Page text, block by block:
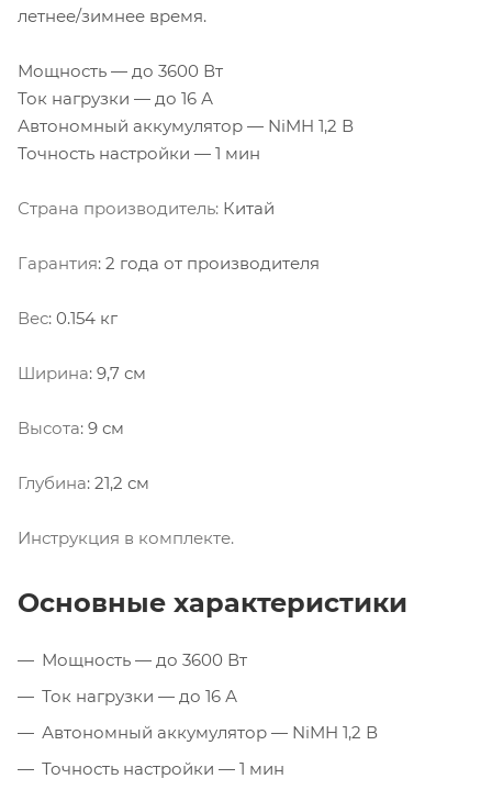
летнее/зимнее время.
Мощность — до 3600 Вт
Ток нагрузки — до 16 А
Автономный аккумулятор — NiMH 1,2 В
Точность настройки — 1 мин
Страна производитель: Китай
Гарантия: 2 года от производителя
Вес: 0.154 кг
Ширина: 9,7 см
Высота: 9 см
Глубина: 21,2 см
Инструкция в комплекте.
Основные характеристики
Мощность — до 3600 Вт
Ток нагрузки — до 16 А
Автономный аккумулятор — NiMH 1,2 В
Точность настройки — 1 мин